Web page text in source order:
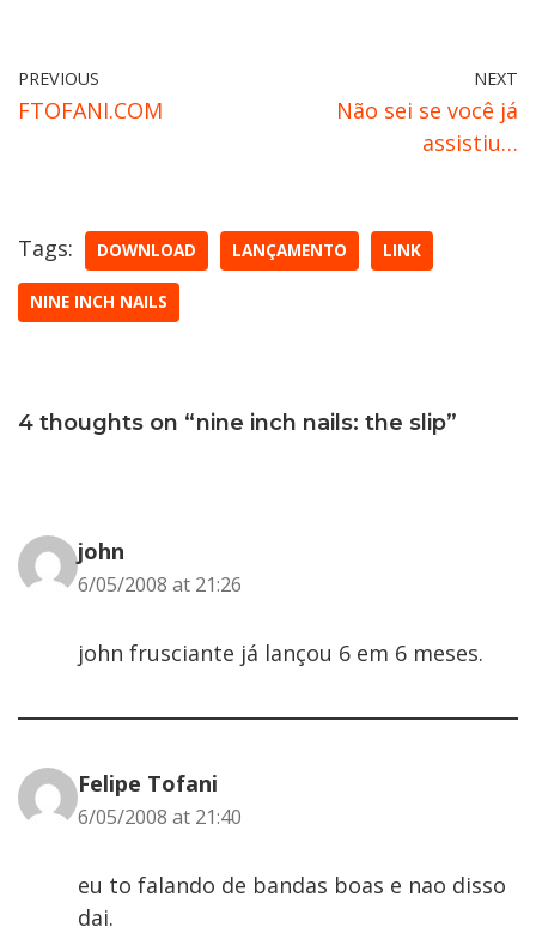
PREVIOUS
FTOFANI.COM
NEXT
Não sei se você já
assistiu…
Tags: DOWNLOAD LANÇAMENTO LINK
NINE INCH NAILS
4 thoughts on “nine inch nails: the slip”
john
6/05/2008 at 21:26
john frusciante já lançou 6 em 6 meses.
Felipe Tofani
6/05/2008 at 21:40
eu to falando de bandas boas e nao disso
dai.